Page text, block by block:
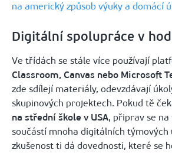
na americký způsob výuky a domácí
Digitální spolupráce v
Ve třídách se stále více používají
Classroom, Canvas nebo Microsoft
zde sdílejí materiály, odevzdávají
skupinových projektech. Pokud tě
na střední škole v USA, připrav se na
součástí mnoha digitálních
zkušenost ti dá dovednosti, které se